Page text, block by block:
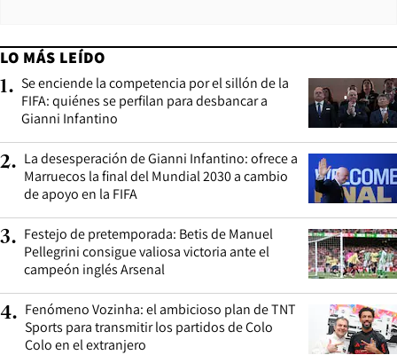
LO MÁS LEÍDO
1. Se enciende la competencia por el sillón de la
FIFA: quiénes se perfilan para desbancar a
Gianni Infantino
2. La desesperación de Gianni Infantino: ofrece a
Marruecos la final del Mundial 2030 a cambio
de apoyo en la FIFA
3. Festejo de pretemporada: Betis de Manuel
Pellegrini consigue valiosa victoria ante el
campeón inglés Arsenal
4. Fenómeno Vozinha: el ambicioso plan de TNT
Sports para transmitir los partidos de Colo
Colo en el extranjero